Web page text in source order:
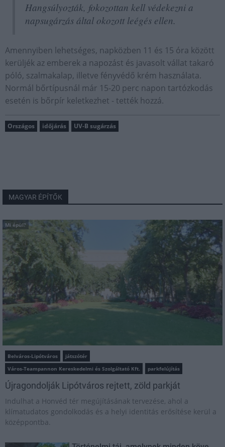
Hangsúlyozták, fokozottan kell védekezni a
napsugárzás által okozott leégés ellen.
Amennyiben lehetséges, napközben 11 és 15 óra között
kerüljék az emberek a napozást és javasolt vállat takaró
póló, szalmakalap, illetve fényvédő krém használata.
Normál bőrtípusnál már 15-20 perc napon tartózkodás
esetén is bőrpír keletkezhet - tették hozzá.
Országos időjárás UV-B sugárzás
MAGYAR ÉPÍTŐK
Mi épül?
Belváros-Lipótváros
játszótér
Város-Teampannon Kereskedelmi és Szolgáltató Kft.
parkfelújítás
Újragondolják Lipótváros rejtett, zöld parkját
Indulhat a Honvéd tér megújításának tervezése, ahol a
klímatudatos gondolkodás és a helyi identitás erősítése kerül a
középpontba.